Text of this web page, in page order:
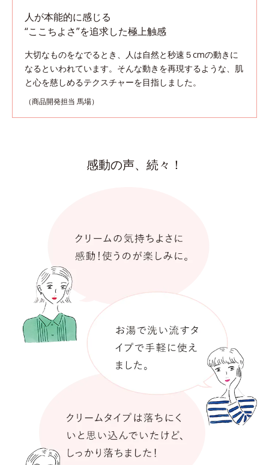
人が本能的に感じる
“ここちよさ”を追求した極上触感
大切なものをなでるとき、人は自然と秒速５cmの動きに
なるといわれています。 そんな動きを再現するような、肌
と心を慈しめるテクスチャーを目指しました。
（商品開発担当 馬場）
感動の声、続々！